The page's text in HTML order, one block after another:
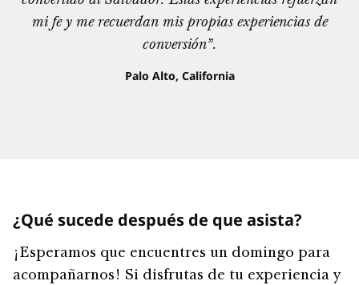
mi fe y me recuerdan mis propias experiencias de
conversión”.
Palo Alto, California
¿Qué sucede después de que asista?
¡Esperamos que encuentres un domingo para
acompañarnos! Si disfrutas de tu experiencia y